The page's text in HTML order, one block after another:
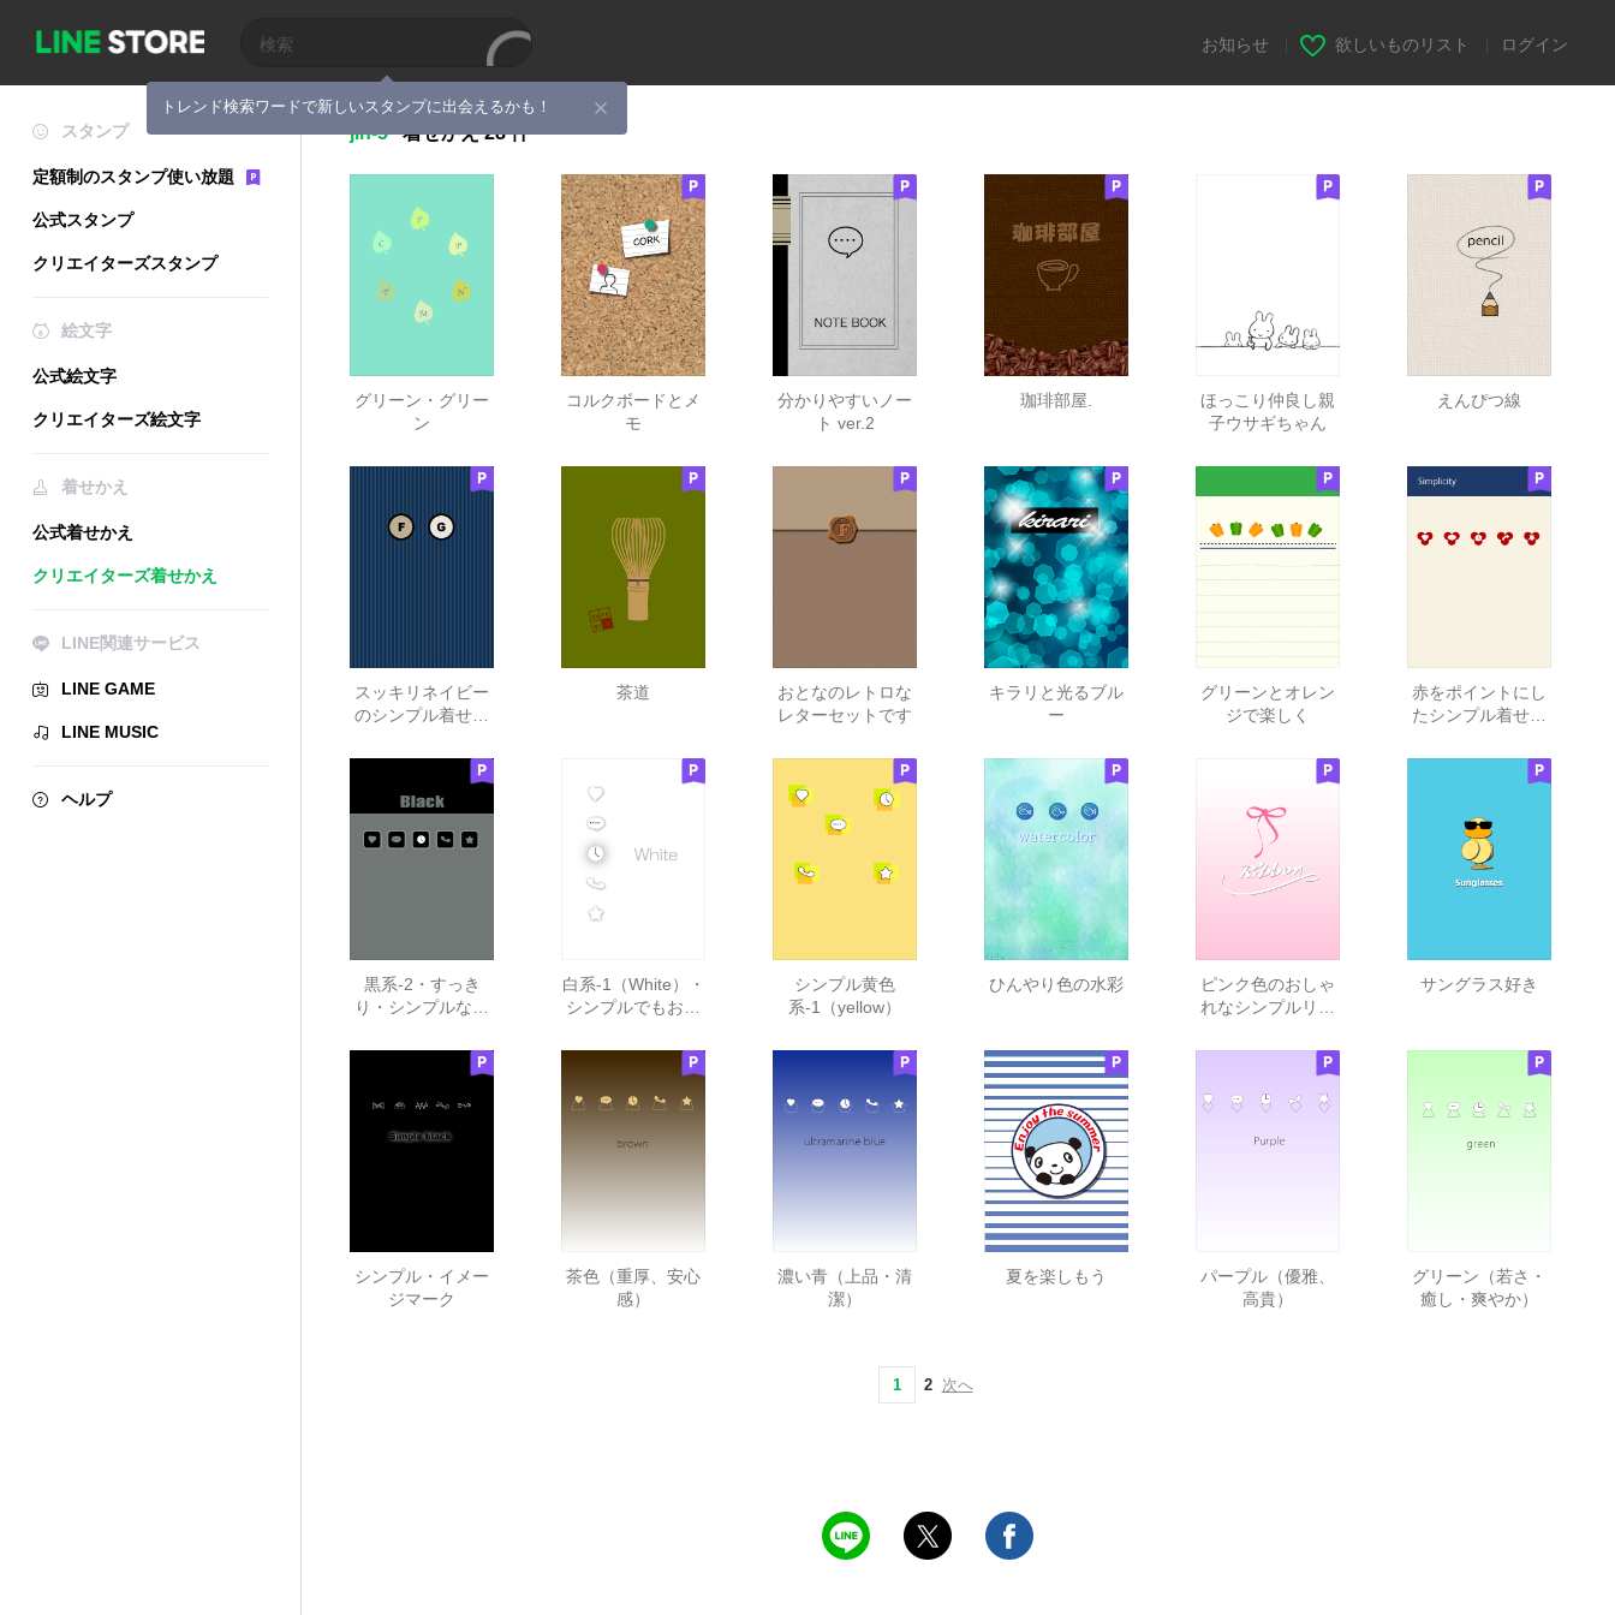
トレンド検索ワードで新しいスタンプに出会えるかも！
お知らせ 欲しいものリスト ログイン
スタンプ
定額制のスタンプ使い放題
公式スタンプ
クリエイターズスタンプ
絵文字
公式絵文字
クリエイターズ絵文字
着せかえ
公式着せかえ
クリエイターズ着せかえ
LINE関連サービス
LINE GAME
LINE MUSIC
ヘルプ
jin-5 着せかえ 28 件
グリーン・グリー
ン
コルクボードとメ
モ
分かりやすいノー
ト ver.2
珈琲部屋.
ほっこり仲良し親
子ウサギちゃん
えんぴつ線
スッキリネイビー
のシンプル着せ替
茶道
おとなのレトロな
レターセットです
キラリと光るブル
ー
グリーンとオレン
ジで楽しく
赤をポイントにし
たシンプル着せ替
黒系-2・すっき
り・シンプルな大
白系-1（White）・
シンプルでもおし
シンプル黄色
系-1（yellow）
ひんやり色の水彩
ピンク色のおしゃ
れなシンプルリボ
サングラス好き
シンプル・イメー
ジマーク
茶色（重厚、安心
感）
濃い青（上品・清
潔）
夏を楽しもう
パープル（優雅、
高貴）
グリーン（若さ・
癒し・爽やか）
1 2 次へ